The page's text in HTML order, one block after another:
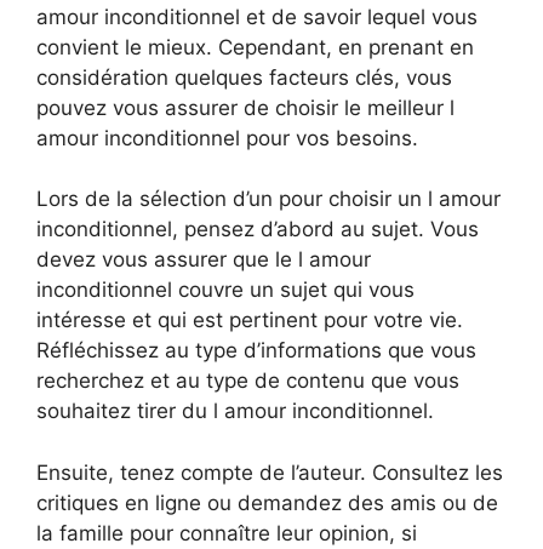
amour inconditionnel et de savoir lequel vous
convient le mieux. Cependant, en prenant en
considération quelques facteurs clés, vous
pouvez vous assurer de choisir le meilleur l
amour inconditionnel pour vos besoins.
Lors de la sélection d’un pour choisir un l amour
inconditionnel, pensez d’abord au sujet. Vous
devez vous assurer que le l amour
inconditionnel couvre un sujet qui vous
intéresse et qui est pertinent pour votre vie.
Réfléchissez au type d’informations que vous
recherchez et au type de contenu que vous
souhaitez tirer du l amour inconditionnel.
Ensuite, tenez compte de l’auteur. Consultez les
critiques en ligne ou demandez des amis ou de
la famille pour connaître leur opinion, si